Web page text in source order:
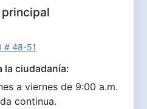
# 48-51
la ciudadanía:
a viernes de 9:00 a.m.
continua.